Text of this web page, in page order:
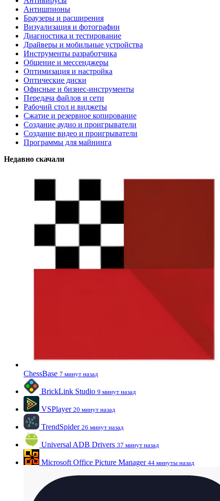
Антишпионы
Браузеры и расширения
Визуализация и фотографии
Диагностика и тестирование
Драйверы и мобильные устройства
Инструменты разработчика
Общение и мессенджеры
Оптимизация и настройка
Оптические диски
Офисные и бизнес-инструменты
Передача файлов и сети
Рабочий стол и виджеты
Сжатие и резервное копирование
Создание аудио и проигрыватели
Создание видео и проигрыватели
Программы для майнинга
Недавно скачали
ChessBase 7 минут назад
BrickLink Studio 9 минут назад
VSPlayer 20 минут назад
TrendSpider 26 минут назад
Universal ADB Drivers 37 минут назад
Microsoft Office Picture Manager 44 минуты назад